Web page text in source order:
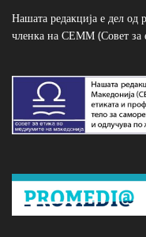
Нашата редакција е дел
членка на СЕММ (Совет за